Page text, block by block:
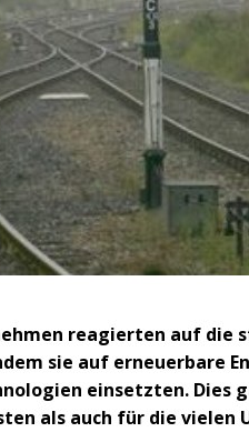
reagierten auf die
sie auf erneuerbare
einsetzten.
als auch für die vielen